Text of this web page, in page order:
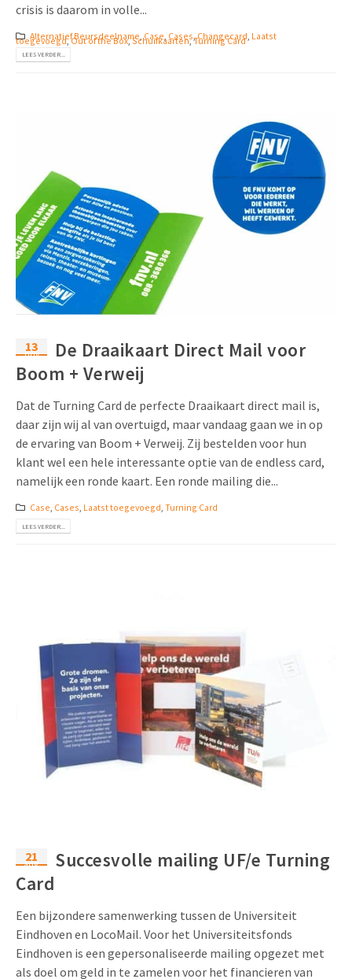
crisis is daarom in volle...
Alternatief Beursdeelname,Case, Cases,Changecard, Laatst
toegevoegd,Out of the Box,Schuifkaarten,Turning Card
LEES VERDER...
13
nov
De Draaikaart Direct Mail voor
Boom + Verweij
Dat de Turning Card de perfecte Draaikaart direct mail is,
daar zijn wij al van overtuigd, maar vandaag gaan we in op
de ervaring van Boom + Verweij. Zij bestelden voor hun
klant wel een hele interessante optie van de endless card,
namelijk een ronde kaart. Een ronde mailing die...
Case, Cases, Laatst toegevoegd, Turning Card
LEES VERDER...
21
aug
Succesvolle mailing UF/e Turning
Card
Een bijzondere samenwerking tussen de Universiteit
Eindhoven en LocoMail. Voor het Universiteitsfonds
Eindhoven is een gepersonaliseerde mailing opgezet met
als doel om geld in te zamelen voor het financieren van